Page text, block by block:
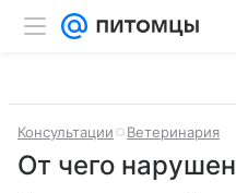
Консультации Ветеринария
От чего